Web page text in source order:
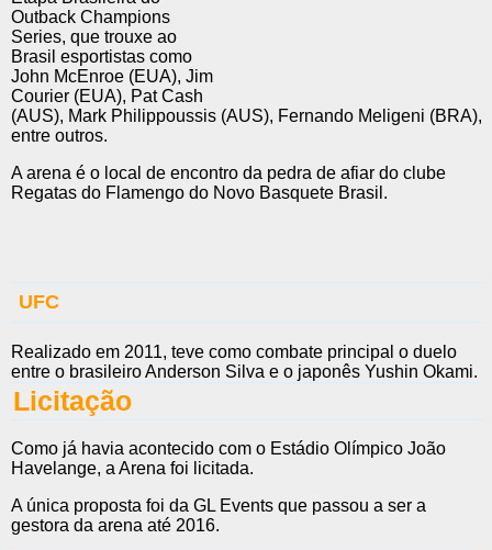
Outback Champions
Series, que trouxe ao
Brasil esportistas como
John McEnroe (EUA), Jim
Courier (EUA), Pat Cash
(AUS), Mark Philippoussis (AUS), Fernando Meligeni (BRA),
entre outros.
A arena é o local de encontro da pedra de afiar do clube
Regatas do Flamengo do Novo Basquete Brasil.
UFC
Realizado em 2011, teve como combate principal o duelo
entre o brasileiro Anderson Silva e o japonês Yushin Okami.
Licitação
Como já havia acontecido com o Estádio Olímpico João
Havelange, a Arena foi licitada.
A única proposta foi da GL Events que passou a ser a
gestora da arena até 2016.